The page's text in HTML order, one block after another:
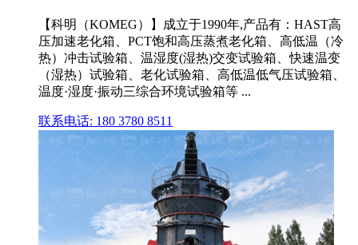
【科明（KOMEG）】成立于1990年,产品有：HAST高
压加速老化箱、PCT饱和高压蒸煮老化箱、高低温（冷
热）冲击试验箱、温湿度(湿热)交变试验箱、快速温变
（湿热）试验箱、老化试验箱、高低温低气压试验箱、
温度·湿度·振动三综合环境试验箱等 ...
联系电话: 180 3780 8511